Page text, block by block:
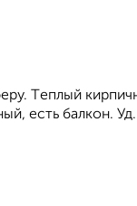
Тeплый
есть балкон.